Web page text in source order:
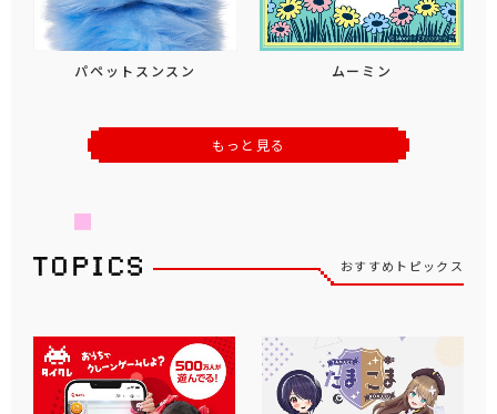
パペットスンスン ムーミン
もっと見る
おすすめトピックス